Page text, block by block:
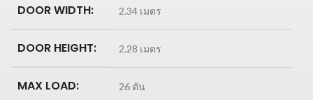
DOOR WIDTH: 2.34 เมตร
DOOR HEIGHT: 2.28 เมตร
MAX LOAD: 26 ตัน